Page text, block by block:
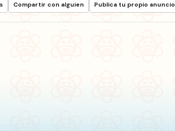
Compartir con alguien Publica tu propio anuncio